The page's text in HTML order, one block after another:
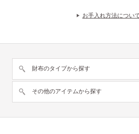
お手入れ方法につい
財布のタイプから探す
その他のアイテムから探す